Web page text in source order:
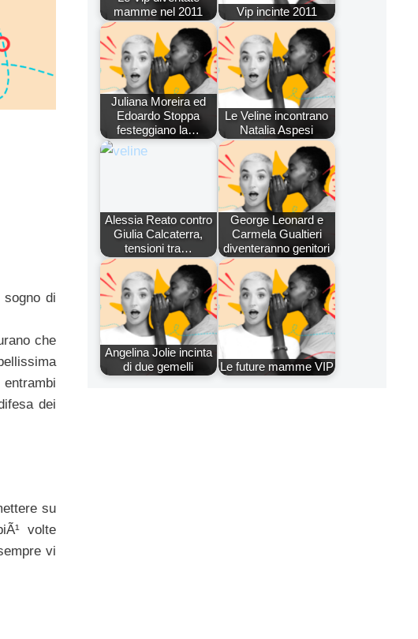
di
che
dei
su
volte
vi
mamme nel 2011
Vip incinte 2011
Juliana Moreira ed
Edoardo Stoppa
festeggiano la…
Le Veline incontrano
Natalia Aspesi
Alessia Reato contro
Giulia Calcaterra,
tensioni tra…
George Leonard e
Carmela Gualtieri
diventeranno genitori
Angelina Jolie incinta
di due gemelli
Le future mamme VIP